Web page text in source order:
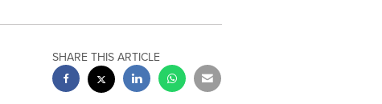
SHARE THIS ARTICLE